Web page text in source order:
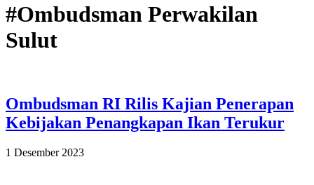
#Ombudsman Perwakilan
Sulut
Ombudsman RI Rilis Kajian Penerapan
Kebijakan Penangkapan Ikan Terukur
1 Desember 2023